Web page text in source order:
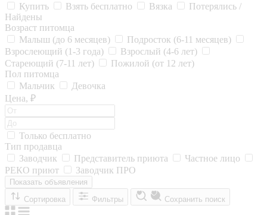
Купить
Взять бесплатно Вязка
Потерялись /
Найдены
Возраст питомца
Малыш (до 6 месяцев)
Подросток (6-11 месяцев)
Взрослеющий (1-3 года)
Взрослый (4-6 лет)
Стареющий (7-11 лет)
Пожилой (от 12 лет)
Пол питомца
Мальчик
Девочка
Цена, ₽
Только бесплатно
Тип продавца
Заводчик
Представитель приюта
Частное лицо
РЕКО приют
Заводчик ПРО
Показать объявления
Сортировка
Фильтры Сохранить поиск